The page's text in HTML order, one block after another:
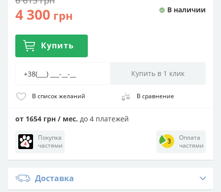
В наличии
4 300 грн
Купить
В список желаний В сравнение
от 1654 грн / мес. до 4 платежей
Покупка
частями
Оплата
частями
Доставка